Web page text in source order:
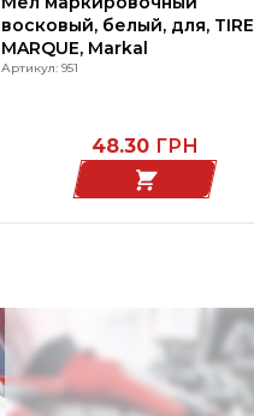
восковый, белый, для, TIRE
MARQUE, Markal
Артикул: 951
48.30 ГРН